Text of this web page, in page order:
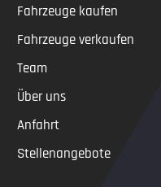
Fahrzeuge kaufen
Fahrzeuge verkaufen
Team
Über uns
Anfahrt
Stellenangebote